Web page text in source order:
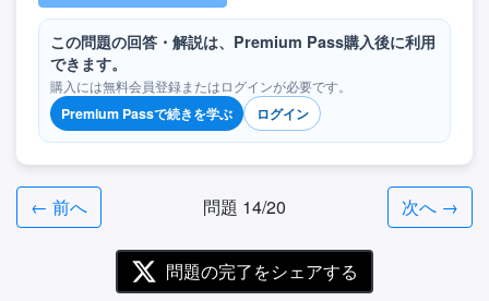
この問題の回答・解説は、Premium Pass購入後に利用
できます。
購入には無料会員登録またはログインが必要です。
Premium Passで続きを学ぶ
ログイン
← 前へ 問題 14/20 次へ →
問題の完了をシェアする